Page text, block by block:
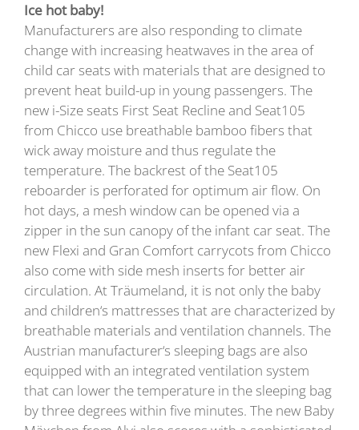
Ice hot baby!
Manufacturers are also responding to climate
change with increasing heatwaves in the area of
child car seats with materials that are designed to
prevent heat build-up in young passengers. The
new i-Size seats First Seat Recline and Seat105
from Chicco use breathable bamboo fibers that
wick away moisture and thus regulate the
temperature. The backrest of the Seat105
reboarder is perforated for optimum air flow. On
hot days, a mesh window can be opened via a
zipper in the sun canopy of the infant car seat. The
new Flexi and Gran Comfort carrycots from Chicco
also come with side mesh inserts for better air
circulation. At Träumeland, it is not only the baby
and children‘s mattresses that are characterized by
breathable materials and ventilation channels. The
Austrian manufacturer‘s sleeping bags are also
equipped with an integrated ventilation system
that can lower the temperature in the sleeping bag
by three degrees within five minutes. The new Baby